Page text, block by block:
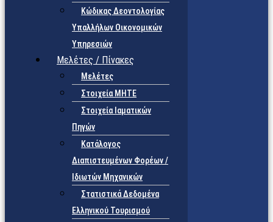
Κώδικας Δεοντολογίας
Υπαλλήλων Οικονομικών
Υπηρεσιών
Μελέτες / Πίνακες
Μελέτες
Στοιχεία ΜΗΤΕ
Στοιχεία Ιαματικών
Πηγών
Κατάλογος
Διαπιστευμένων Φορέων /
Ιδιωτών Μηχανικών
Στατιστικά Δεδομένα
Ελληνικού Τουρισμού